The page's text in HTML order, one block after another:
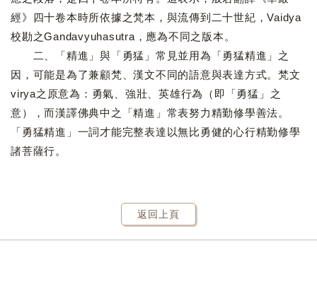
經》四十卷本時所依據之梵本，與流傳到二十世紀，Vaidya
校勘之Gandavyuhasutra，應為不同之版本。
二、「精進」與「勇猛」常見並用為「勇猛精進」之
因，可能是為了兼顧梵、漢文不同的語意與表達方式。梵文
virya之原意為：勇氣、強壯、英雄行為（即「勇猛」之
意），而漢譯佛典中之「精進」常表努力精勤修學善法。
「勇猛精進」一詞才能完整表達以無比勇健的心行精勤修學
諸菩薩行。
返回上頁